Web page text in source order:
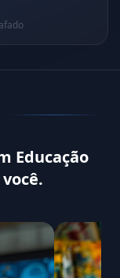
Educação